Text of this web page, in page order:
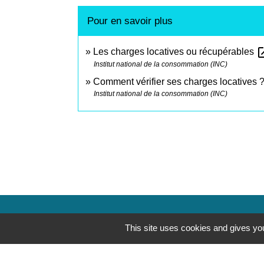
Pour en savoir plus
Les charges locatives ou récupérables
Institut national de la consommation (INC)
Comment vérifier ses charges locatives ?
Institut national de la consommation (INC)
ContactsThis site uses cookies and gives